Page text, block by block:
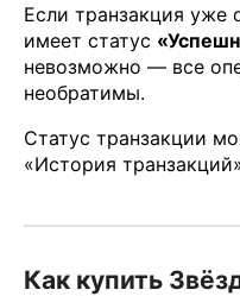
Если транзакция уже
имеет статус
невозможно — все
необратимы.
Статус транзакции
«История
Как купить